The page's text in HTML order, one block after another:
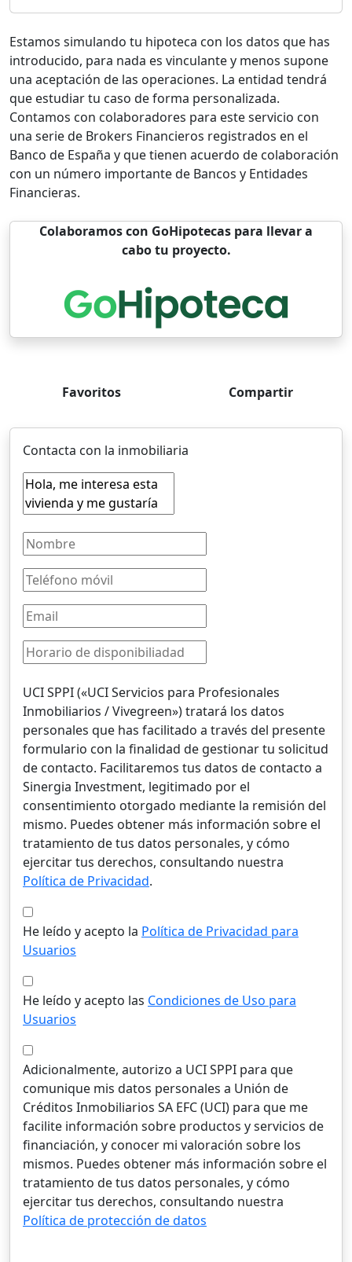
Estamos simulando tu hipoteca con los datos que has
introducido, para nada es vinculante y menos supone
una aceptación de las operaciones. La entidad tendrá
que estudiar tu caso de forma personalizada.
Contamos con colaboradores para este servicio con
una serie de Brokers Financieros registrados en el
Banco de España y que tienen acuerdo de colaboración
con un número importante de Bancos y Entidades
Financieras.
Colaboramos con GoHipotecas para llevar a
cabo tu proyecto.
Favoritos Compartir
Contacta con la inmobiliaria
UCI SPPI («UCI Servicios para Profesionales
Inmobiliarios / Vivegreen») tratará los datos
personales que has facilitado a través del presente
formulario con la finalidad de gestionar tu solicitud
de contacto. Facilitaremos tus datos de contacto a
Sinergia Investment, legitimado por el
consentimiento otorgado mediante la remisión del
mismo. Puedes obtener más información sobre el
tratamiento de tus datos personales, y cómo
ejercitar tus derechos, consultando nuestra
Política de Privacidad.
He leído y acepto la Política de Privacidad para
Usuarios
He leído y acepto las Condiciones de Uso para
Usuarios
Adicionalmente, autorizo a UCI SPPI para que
comunique mis datos personales a Unión de
Créditos Inmobiliarios SA EFC (UCI) para que me
facilite información sobre productos y servicios de
financiación, y conocer mi valoración sobre los
mismos. Puedes obtener más información sobre el
tratamiento de tus datos personales, y cómo
ejercitar tus derechos, consultando nuestra
Política de protección de datos